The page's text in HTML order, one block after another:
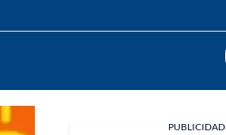
PUBLICIDAD